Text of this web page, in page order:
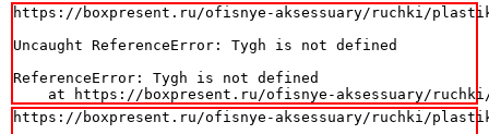
https://boxpresent.ru/ofisnye-aksessuary/ruchki/
Uncaught ReferenceError: Tygh is not defined
ReferenceError: Tygh is not defined
at https://boxpresent.ru/ofisnye-aksessuary/
https://boxpresent.ru/ofisnye-aksessuary/ruchki/